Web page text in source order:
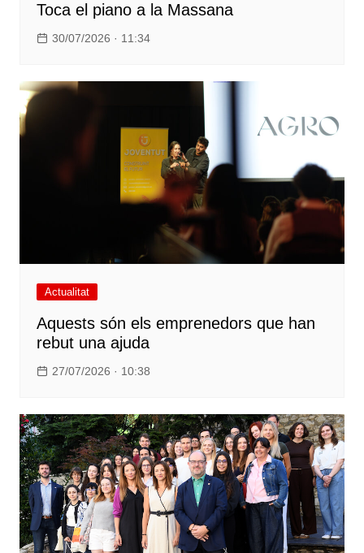
Toca el piano a la Massana
30/07/2026 · 11:34
Actualitat
Aquests són els emprenedors que han
rebut una ajuda
27/07/2026 · 10:38